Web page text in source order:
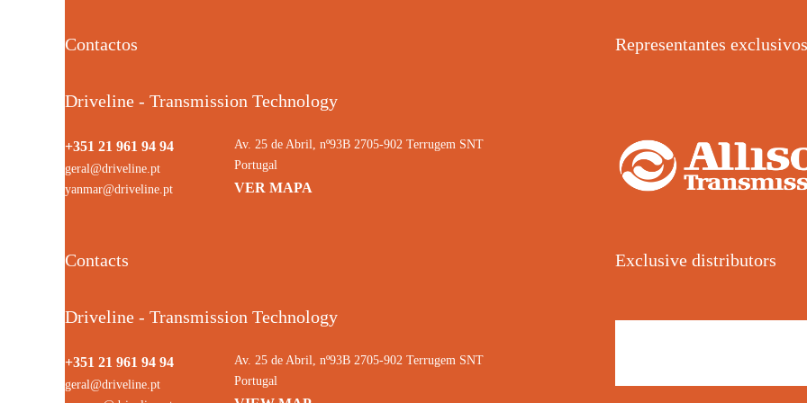
Contactos
Driveline - Transmission Technology
+351 21 961 94 94
geral@driveline.pt
yanmar@driveline.pt
Av. 25 de Abril, nº93B 2705-902 Terrugem SNT
Portugal
VER MAPA
Representantes exclusivos
Contacts
Driveline - Transmission Technology
+351 21 961 94 94
geral@driveline.pt
Av. 25 de Abril, nº93B 2705-902 Terrugem SNT
Portugal
Exclusive distributors